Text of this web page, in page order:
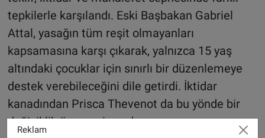
tepkilerle karşılandı. Eski Başbakan Gabriel
Attal, yasağın tüm reşit olmayanları
kapsamasına karşı çıkarak, yalnızca 15 yaş
altındaki çocuklar için sınırlı bir düzenlemeye
destek verebileceğini dile getirdi. İktidar
kanadından Prisca Thevenot da bu yönde bir
değişiklik önergesi sundu.
Reklam